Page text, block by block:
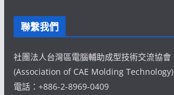
聯繫我們
社團法人台灣區電腦輔助成型技術交流協會
(Association of CAE Molding Technology)
電話：+886-2-8969-0409